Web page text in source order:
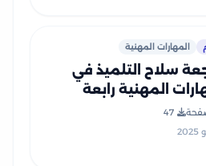
المهارات المهنية
سلاح التلميذ في
المهنية رابعة
47